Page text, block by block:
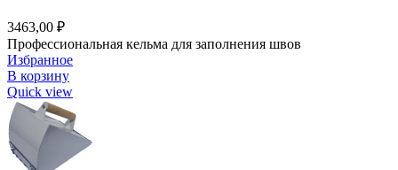
3463,00 ₽
Профессиональная кельма для заполнения швов
Избранное
В корзину
Quick view